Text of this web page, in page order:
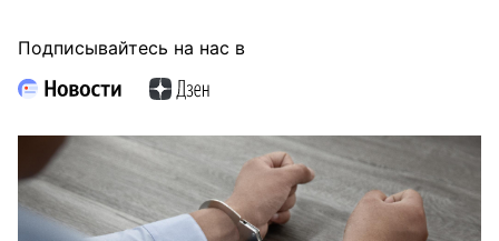
Подписывайтесь на нас в